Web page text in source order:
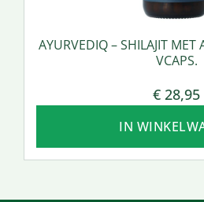
AYURVEDIQ – SHILAJIT
VCAPS.
€ 28,95
IN